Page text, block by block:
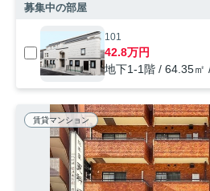
募集中の部屋
101
42.8万円
地下1-1階 / 64.35㎡
賃貸マンション